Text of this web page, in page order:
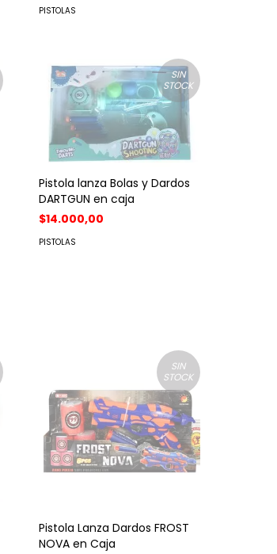
PISTOLAS
SIN
STOCK
Pistola lanza Bolas y Dardos
DARTGUN en caja
$14.000,00
PISTOLAS
SIN
STOCK
Pistola Lanza Dardos FROST
NOVA en Caja